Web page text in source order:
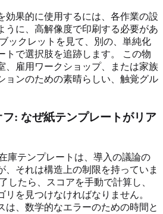
効果的に使用するには、各作業の設
うに、高解像度で印刷する必要があ
ックレットを見て、別の、単純化
トで選択肢を追跡します。 この物
、雇用ワークショップ、または家族
ョンのための素晴らしい、触覚グル
: なぜ紙テンプレートがリア
庫テンプレートは、導入の議論の
、それは構造上の制限を持っていま
したら、スコアを手動で計算し、
リを見つけなければなりません。
は、数学的なエラーのための時間と